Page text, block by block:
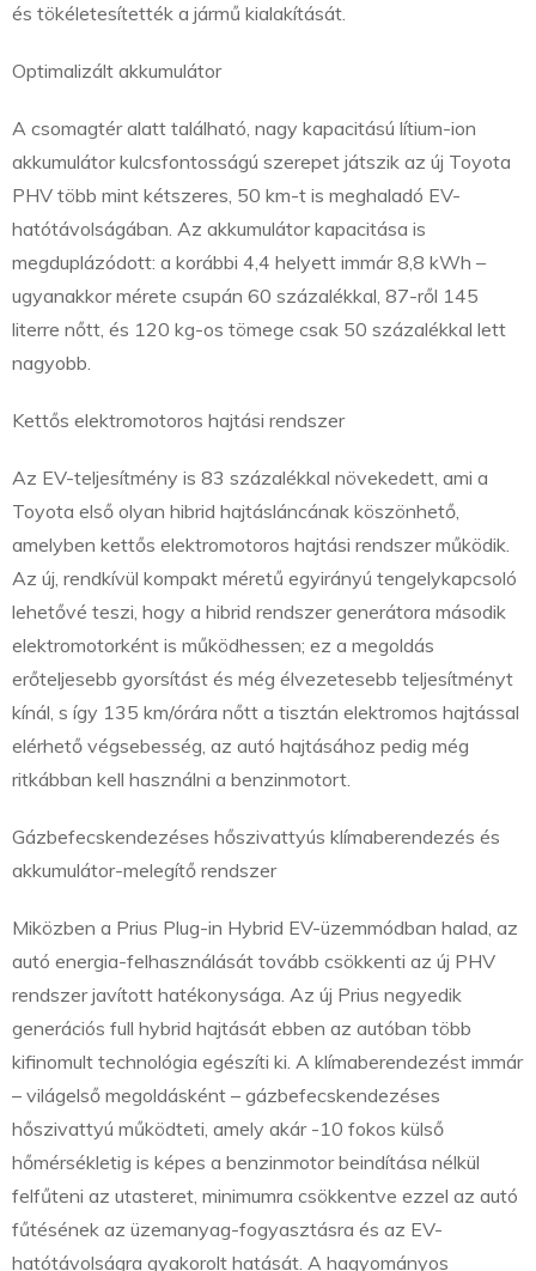
és tökéletesítették a jármű kialakítását.
Optimalizált akkumulátor
A csomagtér alatt található, nagy kapacitású lítium-ion
akkumulátor kulcsfontosságú szerepet játszik az új Toyota
PHV több mint kétszeres, 50 km-t is meghaladó EV-
hatótávolságában. Az akkumulátor kapacitása is
megduplázódott: a korábbi 4,4 helyett immár 8,8 kWh –
ugyanakkor mérete csupán 60 százalékkal, 87-ről 145
literre nőtt, és 120 kg-os tömege csak 50 százalékkal lett
nagyobb.
Kettős elektromotoros hajtási rendszer
Az EV-teljesítmény is 83 százalékkal növekedett, ami a
Toyota első olyan hibrid hajtásláncának köszönhető,
amelyben kettős elektromotoros hajtási rendszer működik.
Az új, rendkívül kompakt méretű egyirányú tengelykapcsoló
lehetővé teszi, hogy a hibrid rendszer generátora második
elektromotorként is működhessen; ez a megoldás
erőteljesebb gyorsítást és még élvezetesebb teljesítményt
kínál, s így 135 km/órára nőtt a tisztán elektromos hajtással
elérhető végsebesség, az autó hajtásához pedig még
ritkábban kell használni a benzinmotort.
Gázbefecskendezéses hőszivattyús klímaberendezés és
akkumulátor-melegítő rendszer
Miközben a Prius Plug-in Hybrid EV-üzemmódban halad, az
autó energia-felhasználását tovább csökkenti az új PHV
rendszer javított hatékonysága. Az új Prius negyedik
generációs full hybrid hajtását ebben az autóban több
kifinomult technológia egészíti ki. A klímaberendezést immár
– világelső megoldásként – gázbefecskendezéses
hőszivattyú működteti, amely akár -10 fokos külső
hőmérsékletig is képes a benzinmotor beindítása nélkül
felfűteni az utasteret, minimumra csökkentve ezzel az autó
fűtésének az üzemanyag-fogyasztásra és az EV-
hatótávolságra gyakorolt hatását. A hagyományos